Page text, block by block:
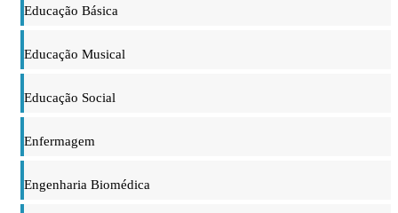
Educação Básica
Educação Musical
Educação Social
Enfermagem
Engenharia Biomédica